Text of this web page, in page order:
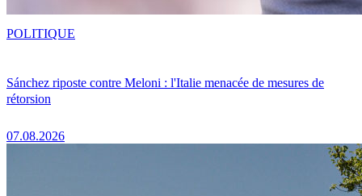
Sánchez riposte contre Meloni : l'Italie menacée de mesures de
rétorsion
07.08.2026
POLITIQUE